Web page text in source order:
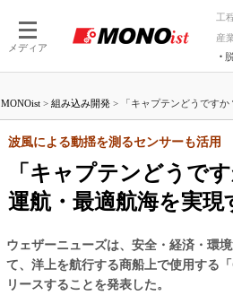
メディア
工
産
つながる工場
つながるサービ
AI×設備
Physical
MONOist > 組み込み開発 > 「キャプテンどうです
「キャプテンどうで
運航・最適航海を実
波風による動揺を測るセンサーも活用
ウェザーニューズは、安全・経済・環
て、洋上を航行する商船上で使用する
リースすることを発表した。